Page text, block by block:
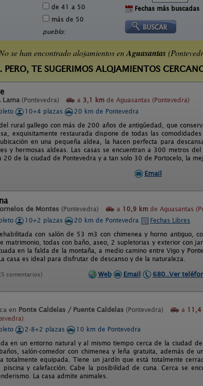
de 41 a 50
más de 50
pueblo:
Fechas más buscadas
No se han encontrado alojamientos enAguasantas
PERO, TE SUGERIMOS ALOJAMIENTOS
Lama (Pontevedra) a 3,1 km de Aguasantas (Pontevedra)
10+4 plazas
20 km de Pontevedra
rural gallego con más de 200 años de antigüedad, que
exquisitamente restaurada dispone de todas las
en una pequeña aldea, la hacen perfecta para
y hermosas aldeas. Las casas se encuentran a 300 metros
20 de la ciudad de Pontevedra y a tan solo 30 de Portocelo, la
Email
de Montes (Pontevedra) a 10,9 km de Aguasantas
10+2 plazas 20 km de Pontevedra
Fechas Libres
con salón de 53 m3 con chimenea y horno antiguo,
matrimonio, todas con baño, aseo, 2 supletorias y exterior con
en la falda de la montaña, a medio camino entre Vigo y
casa es ideal para disfrutar de descanso y de la naturaleza.
(5 comentarios) Web Email 680..Ver
en Ponte Caldelas / Puente Caldelas (Pontevedra) a 11,4
2-8+2 plazas
10 km de Pontevedra
en un entorno natural y al mismo tiempo cerca de la ciudad
salón-comedor con chimenea y leña gratuita, además de
totalmente equipada. Tiene un jardín que está totalmente
piscina y calefacción. Cabe la posibilidad de cuna. Cerca se
La casa admite animales.